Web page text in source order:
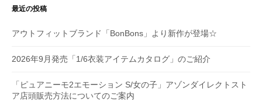
ン
最近の投稿
アウトフィットブランド「BonBons」より新作が登場☆
2026年9月発売「1/6衣装アイテムカタログ」のご紹介
「ピュアニーモ2エモーション S/女の子」アゾンダイレクトスト
ア店頭販売方法についてのご案内